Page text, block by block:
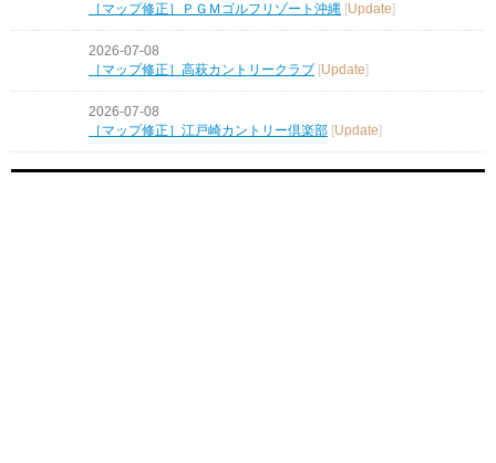
［マップ修正］ＰＧＭゴルフリゾート沖縄 [Update]
2026-07-08
［マップ修正］高萩カントリークラブ [Update]
2026-07-08
［マップ修正］江戸崎カントリー倶楽部 Update